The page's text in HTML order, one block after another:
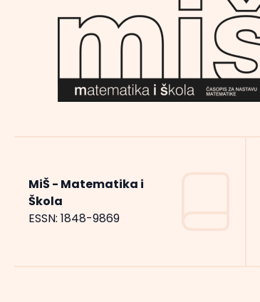
MiŠ - Matematika i
Škola
ESSN: 1848-9869